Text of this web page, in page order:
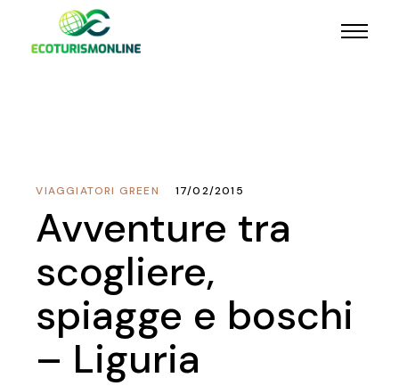
VIAGGIATORI GREEN 17/02/2015
Avventure tra
scogliere,
spiagge e boschi
– Liguria